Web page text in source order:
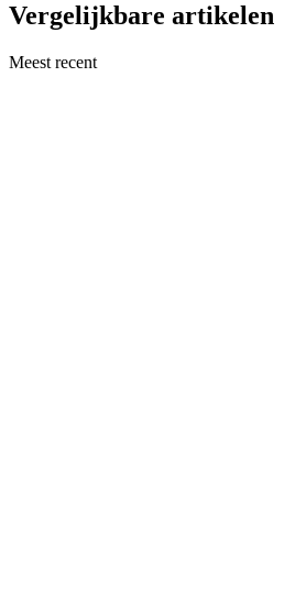
Vergelijkbare artikelen
Meest recent